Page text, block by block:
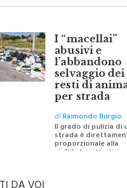
I “macellai”
abusivi e
l’abbandono
selvaggio dei
resti di
per strada
diRaimondo Burgio
Il grado di pulizia di
strada è
proporzionale alla
civiltà dei cittadini
DA VOI